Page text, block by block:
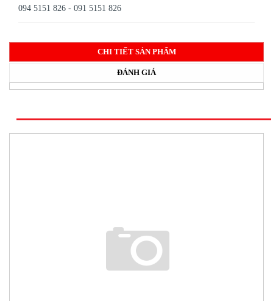
094 5151 826 - 091 5151 826
CHI TIẾT SẢN PHẨM
ĐÁNH GIÁ